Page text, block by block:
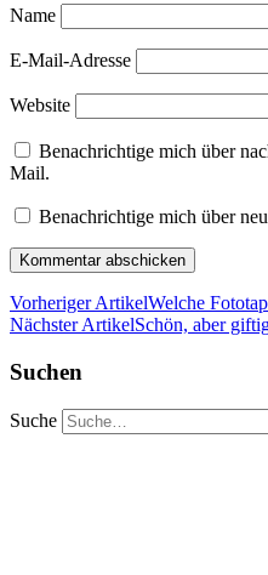
Name
E-Mail-Adresse
Website
Benachrichtige mich über
Mail.
Benachrichtige mich über
Vorheriger ArtikelWelche
Nächster ArtikelSchön, aber
Suchen
Suche